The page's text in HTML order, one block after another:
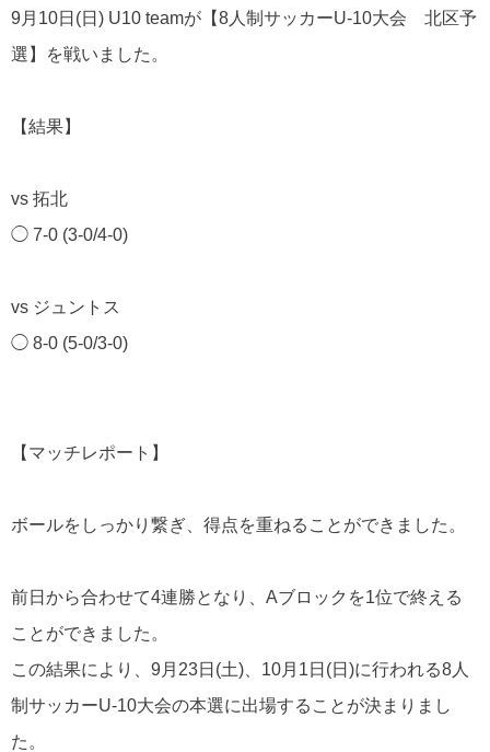
9月 10日(日) U10 teamが【8 人制サッカーU-10大会 北区予
選】を戦いました。
【結果】
vs 拓北
◯ 7-0 (3-0/4-0)
vs ジュントス
◯ 8-0 (5-0/3-0)
【マッチレポート】
ボールをしっかり繋ぎ、得点を重ねることができました。
前日から合わせて4連勝となり、 Aブロックを1位で終える
ことができました。
この結果により、 9月 23日 (土) 10月 1 日 (日 )に行われる8 人
制サッカーU-10大会の本選に出場することが決まりまし
た。